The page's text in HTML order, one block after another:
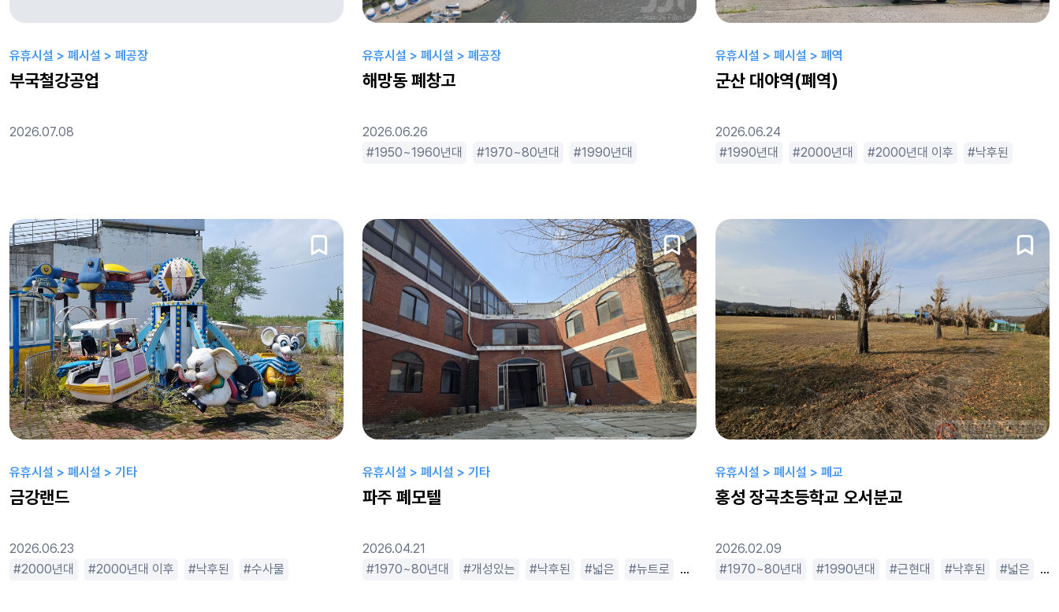
유휴시설 > 폐시설 > 폐공장
부국철강공업
2026.07.08
유휴시설 > 폐시설 > 폐공장
해망동 폐창고
2026.06.26
1950~1960년대
1970~80년대 1990년대 2000년대 이후 개성있는 거대한 낙후된 넓은
유휴시설 > 폐시설 > 폐역
군산 대야역(폐역)
2026.06.24
1990년대
2000년대 2000년대 이후 낙후된
유휴시설 > 폐시설 > 기타
금강랜드
2026.06.23
2000년대
2000년대 이후 낙후된 수사물 옛날느낌 오래된 작은 조용한 한적한
유휴시설 > 폐시설 > 기타
파주 폐모텔
2026.04.21
1970~80년대
개성있는 낙후된 넓은 뉴트로 따뜻한 레트로 밝은 범죄물 복잡한 수사물 스릴러
유휴시설 > 폐시설 > 폐교
홍성 장곡초등학교 오서분교
2026.02.09
1970~80년대
1990년대 근현대 낙후된 넓은